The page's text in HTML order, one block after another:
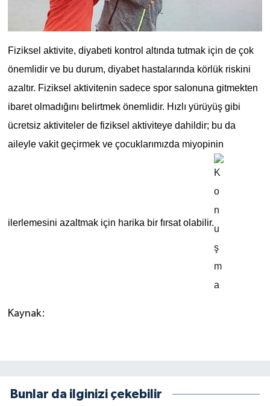
Fiziksel aktivite, diyabeti kontrol altında tutmak için de çok
önemlidir ve bu durum, diyabet hastalarında körlük riskini
azaltır. Fiziksel aktivitenin sadece spor salonuna gitmekten
ibaret olmadığını belirtmek önemlidir. Hızlı yürüyüş gibi
ücretsiz aktiviteler de fiziksel aktiviteye dahildir; bu da
aileyle vakit geçirmek ve çocuklarımızda miyopinin
ilerlemesini azaltmak için harika bir fırsat olabilir.
Kaynak:
Bunlar da ilginizi çekebilir